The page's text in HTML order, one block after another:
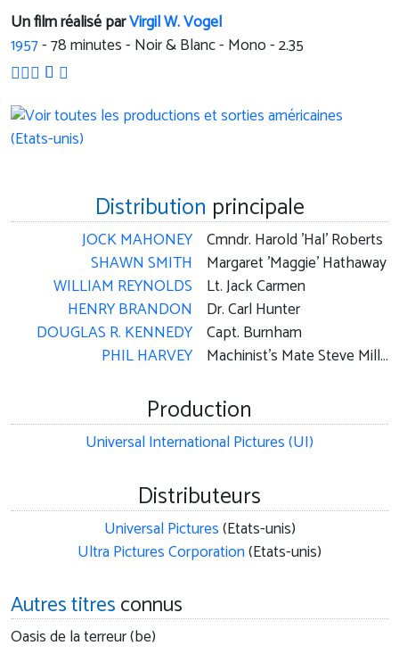
Un film réalisé parVirgil W. Vogel
1957-78minutes - Noir & Blanc - Mono - 2.35
Distribution principale
JOCK MAHONEY
SHAWN SMITH
WILLIAM REYNOLDS
HENRY BRANDON
DOUGLAS R. KENNEDY
PHIL HARVEY
Cmndr. Harold 'Hal' Roberts
Margaret 'Maggie' Hathaway
Lt. Jack Carmen
Dr. Carl Hunter
Capt. Burnham
Machinist's Mate Steve Miller
Production
Universal International Pictures (UI)
Distributeurs
Universal Pictures(Etats-unis)
Ultra Pictures Corporation(Etats-unis)
Autres titresconnus
Oasis de la terreur (be)